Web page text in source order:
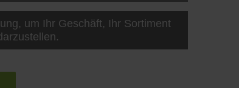
um Ihr Geschäft, Ihr Sortiment